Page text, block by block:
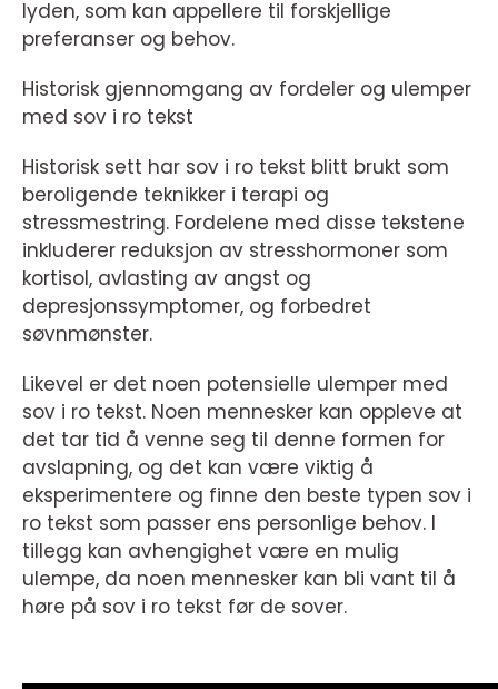
lyden, som kan appellere til forskjellige
preferanser og behov.
Historisk gjennomgang av fordeler og ulemper
med sov i ro tekst
Historisk sett har sov i ro tekst blitt brukt som
beroligende teknikker i terapi og
stressmestring. Fordelene med disse tekstene
inkluderer reduksjon av stresshormoner som
kortisol, avlasting av angst og
depresjonssymptomer, og forbedret
søvnmønster.
Likevel er det noen potensielle ulemper med
sov i ro tekst. Noen mennesker kan oppleve at
det tar tid å venne seg til denne formen for
avslapning, og det kan være viktig å
eksperimentere og finne den beste typen sov i
ro tekst som passer ens personlige behov. I
tillegg kan avhengighet være en mulig
ulempe, da noen mennesker kan bli vant til å
høre på sov i ro tekst før de sover.